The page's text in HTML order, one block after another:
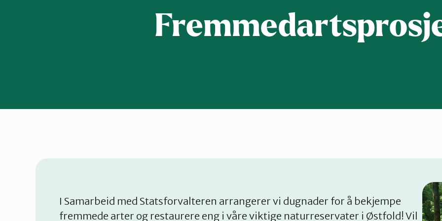
I Samarbeid med Statsforvalteren arrangerer vi dugnader for å bekjempe
fremmede arter og restaurere eng i våre viktige naturreservater i Østfold! Vil